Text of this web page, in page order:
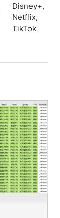
Disney+,
Netflix,
TikTok